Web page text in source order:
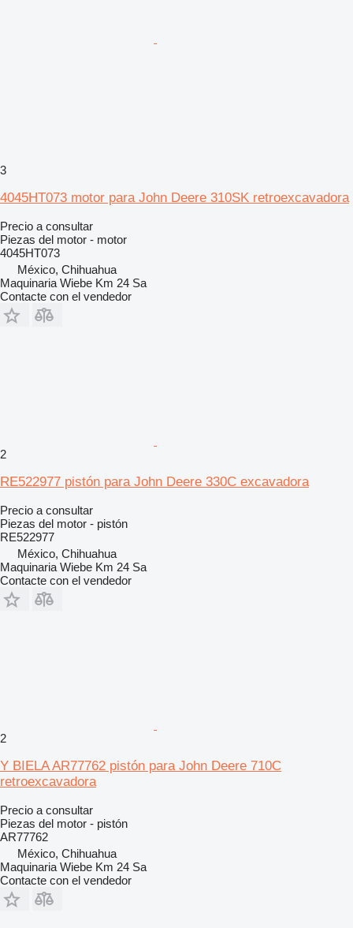
3
4045HT073 motor para John Deere 310SK retroexcavadora
Precio a consultar
Piezas del motor - motor
4045HT073
México, Chihuahua
Maquinaria Wiebe Km 24 Sa
Contacte con el vendedor
2
RE522977 pistón para John Deere 330C excavadora
Precio a consultar
Piezas del motor - pistón
RE522977
México, Chihuahua
Maquinaria Wiebe Km 24 Sa
Contacte con el vendedor
2
Y BIELA AR77762 pistón para John Deere 710C
retroexcavadora
Precio a consultar
Piezas del motor - pistón
AR77762
México, Chihuahua
Maquinaria Wiebe Km 24 Sa
Contacte con el vendedor